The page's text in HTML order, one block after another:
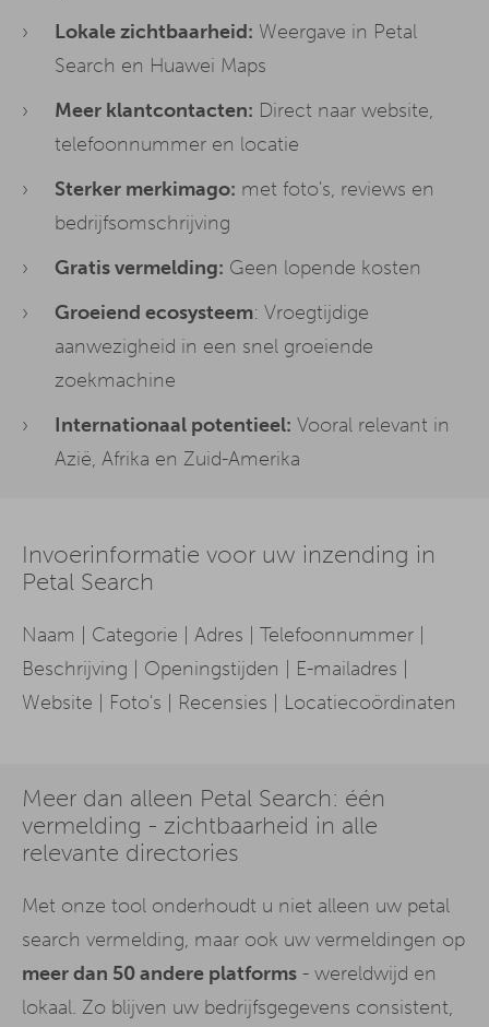
Lokale zichtbaarheid: Weergave in Petal
Search en Huawei Maps
Meer klantcontacten: Direct naar website,
telefoonnummer en locatie
Sterker merkimago: met foto's, reviews en
bedrijfsomschrijving
Gratis vermelding: Geen lopende kosten
Groeiend ecosysteem: Vroegtijdige
aanwezigheid in een snel groeiende
zoekmachine
Internationaal potentieel: Vooral relevant in
Azië, Afrika en Zuid-Amerika
Invoerinformatie voor uw inzending in
Petal Search
Naam | Categorie | Adres | Telefoonnummer |
Beschrijving | Openingstijden | E-mailadres |
Website | Foto's | Recensies | Locatiecoördinaten
Meer dan alleen Petal Search: één
vermelding - zichtbaarheid in alle
relevante directories
Met onze tool onderhoudt u niet alleen uw petal
search vermelding, maar ook uw vermeldingen op
meer dan 50 andere platforms - wereldwijd en
lokaal. Zo blijven uw bedrijfsgegevens consistent,